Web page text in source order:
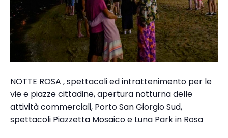
NOTTE ROSA , spettacoli ed intrattenimento per le
vie e piazze cittadine, apertura notturna delle
attività commerciali, Porto San Giorgio Sud,
spettacoli Piazzetta Mosaico e Luna Park in Rosa